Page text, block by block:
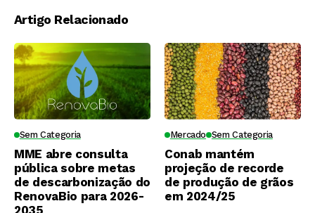
Artigo Relacionado
Sem Categoria
MME abre consulta
pública sobre metas
de descarbonização do
RenovaBio para 2026-
2035
Mercado Sem Categoria
Conab mantém
projeção de recorde
de produção de grãos
em 2024/25